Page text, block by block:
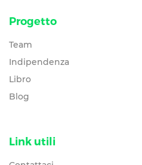
Progetto
Team
Indipendenza
Libro
Blog
Link utili